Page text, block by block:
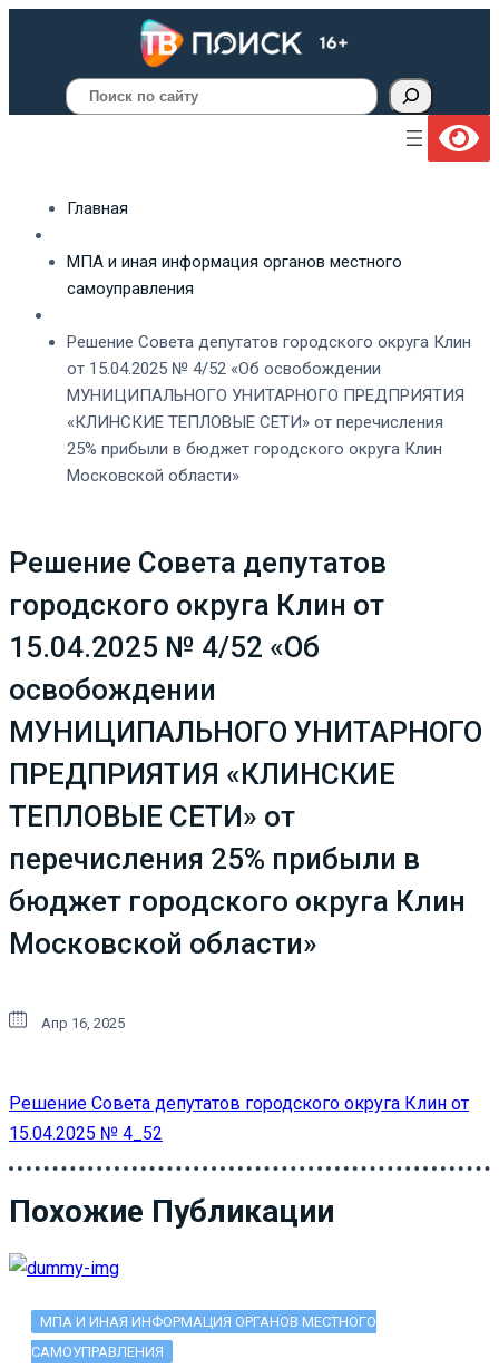
Поиск
Главная
МПА и иная информация органов местного
самоуправления
Решение Совета депутатов городского округа Клин
от 15.04.2025 № 4/52 «Об освобождении
МУНИЦИПАЛЬНОГО УНИТАРНОГО ПРЕДПРИЯТИЯ
«КЛИНСКИЕ ТЕПЛОВЫЕ СЕТИ» от перечисления
25% прибыли в бюджет городского округа Клин
Московской области»
Решение Совета депутатов
городского округа Клин от
15.04.2025 № 4/52 «Об
освобождении
МУНИЦИПАЛЬНОГО УНИТАРНОГО
ПРЕДПРИЯТИЯ «КЛИНСКИЕ
ТЕПЛОВЫЕ СЕТИ» от
перечисления 25% прибыли в
бюджет городского округа Клин
Московской области»
Апр 16, 2025
Решение Совета депутатов городского округа Клин от
15.04.2025 № 4_52
Похожие Публикации
МПА И ИНАЯ ИНФОРМАЦИЯ ОРГАНОВ МЕСТНОГО
САМОУПРАВЛЕНИЯ